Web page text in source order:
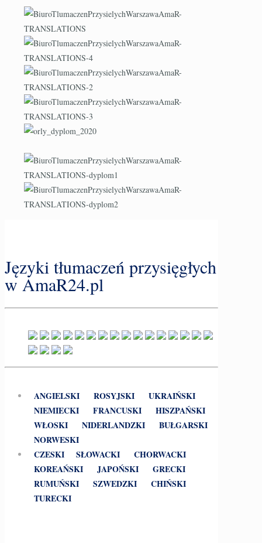
Języki tłumaczeń przysięgłych
w AmaR24.pl
ANGIELSKI ROSYJSKI
UKRAIŃSKI
NIEMIECKI
FRANCUSKI
HISZPAŃSKI
WŁOSKI
NIDERLANDZKI
BUŁGARSKI
NORWESKI
CZESKI
SŁOWACKI
CHORWACKI
KOREAŃSKI
JAPOŃSKI
GRECKI
RUMUŃSKI
SZWEDZKI
CHIŃSKI
TURECKI